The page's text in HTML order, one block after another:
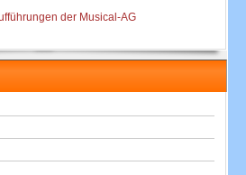
der Musical-AG